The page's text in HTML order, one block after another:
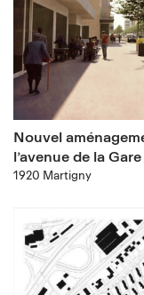
Nouvel
l’avenue de la Gare
1920 Martigny